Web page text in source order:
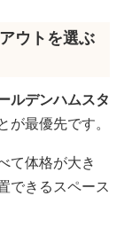
ウトを選ぶ
ルデンハムスタ
が最優先です。
て体格が大き
できるスペース